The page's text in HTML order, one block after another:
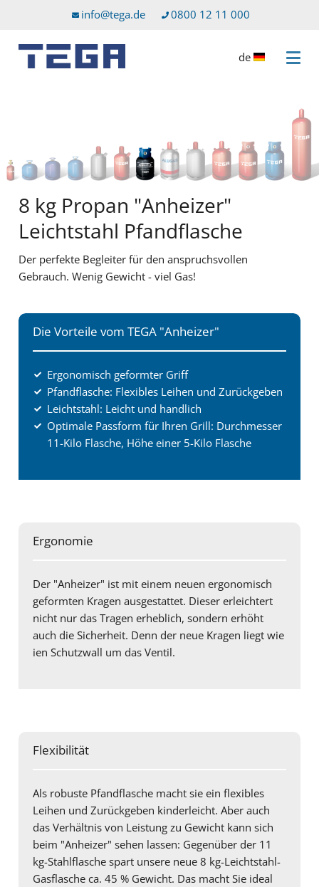
zum Servicemenüinfo@tega.de 0800 12 11 000
Menü
de
8 kg Propan "Anheizer"
Leichtstahl Pfandflasche
Der perfekte Begleiter für den anspruchsvollen
Gebrauch. Wenig Gewicht - viel Gas!
Die Vorteile vom TEGA "Anheizer"
Ergonomisch geformter Griff
Pfandflasche: Flexibles Leihen und Zurückgeben
Leichtstahl: Leicht und handlich
Optimale Passform für Ihren Grill: Durchmesser
11-Kilo Flasche, Höhe einer 5-Kilo Flasche
Ergonomie
Der "Anheizer" ist mit einem neuen ergonomisch
geformten Kragen ausgestattet. Dieser erleichtert
nicht nur das Tragen erheblich, sondern erhöht
auch die Sicherheit. Denn der neue Kragen liegt wie
ien Schutzwall um das Ventil.
Flexibilität
Als robuste Pfandflasche macht sie ein flexibles
Leihen und Zurückgeben kinderleicht. Aber auch
das Verhältnis von Leistung zu Gewicht kann sich
beim "Anheizer" sehen lassen: Gegenüber der 11
kg-Stahlflasche spart unsere neue 8 kg-Leichtstahl-
Gasflasche ca. 45 % Gewicht. Das macht Sie ideal